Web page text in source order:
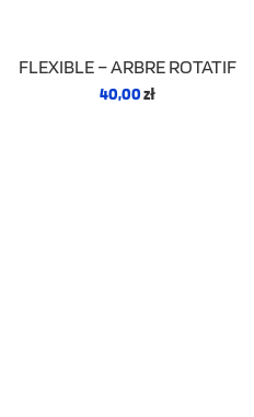
FLEXIBLE – ARBRE ROTATIF
40,00zł